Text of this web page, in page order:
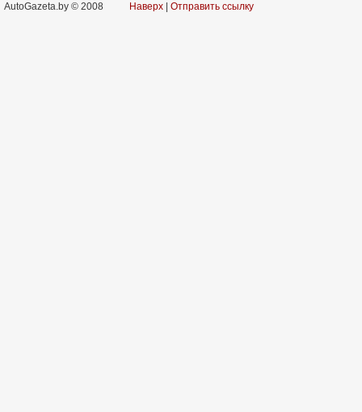
AutoGazeta.by © 2008 Наверх Отправить ссылку